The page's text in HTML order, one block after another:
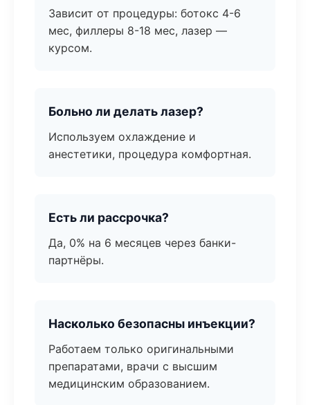
Зависит от процедуры: ботокс 4-6
мес, филлеры 8-18 мес, лазер —
курсом.
Больно ли делать лазер?
Используем охлаждение и
анестетики, процедура комфортная.
Есть ли рассрочка?
Да, 0% на 6 месяцев через банки-
партнёры.
Насколько безопасны инъекции?
Работаем только оригинальными
препаратами, врачи с высшим
медицинским образованием.